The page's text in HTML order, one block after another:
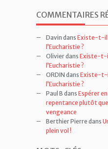
Page Facebook de la
Séminaire des Carmes
COMMENTAIRES
DavindansExiste-t-il
l’Eucharistie ?
Olivierdans Existe-t-
l’Eucharistie ?
ORDINdansExiste-t-
l’Eucharistie ?
Paul B dansEspérer
repentance plutôt que
vengeance